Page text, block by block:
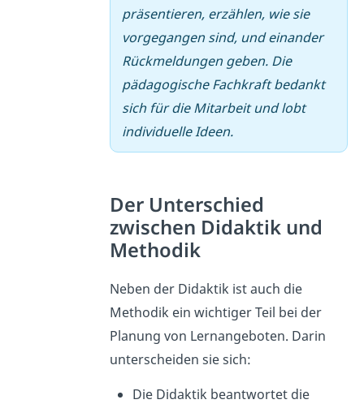
präsentieren, erzählen, wie sie
vorgegangen sind, und einander
Rückmeldungen geben. Die
pädagogische Fachkraft bedankt
sich für die Mitarbeit und lobt
individuelle Ideen.
Der Unterschied
zwischen Didaktik und
Methodik
Neben der Didaktik ist auch die
Methodik ein wichtiger Teil bei der
Planung von Lernangeboten. Darin
unterscheiden sie sich:
Die Didaktik beantwortet die